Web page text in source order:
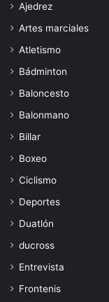
Ajedrez
Artes marciales
Atletismo
Bádminton
Baloncesto
Balonmano
Billar
Boxeo
Ciclismo
Deportes
Duatlón
ducross
Entrevista
Frontenis